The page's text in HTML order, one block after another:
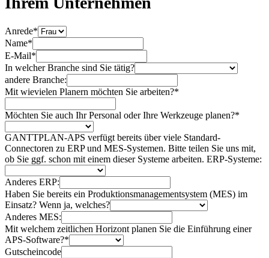
Anrede*
Name*
E-Mail*
In welcher Branche sind Sie tätig?
andere Branche:
Mit wievielen Planern möchten Sie arbeiten?*
Möchten Sie auch Ihr Personal oder Ihre Werkzeuge planen?*
GANTTPLAN-APS verfügt bereits über viele Standard-
Connectoren zu ERP und MES-Systemen. Bitte teilen Sie uns mit,
ob Sie ggf. schon mit einem dieser Systeme arbeiten. ERP-Systeme:
Anderes ERP:
Haben Sie bereits ein Produktionsmanagementsystem (MES) im
Einsatz? Wenn ja, welches?
Anderes MES:
Mit welchem zeitlichen Horizont planen Sie die Einführung einer
APS-Software?*
Gutscheincode